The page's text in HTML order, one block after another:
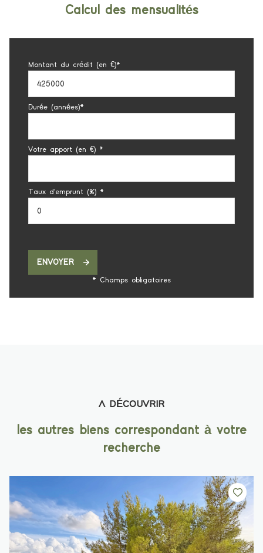
Calcul des mensualités
Montant du crédit (en €)*
Durée (années)*
Votre apport (en €) *
Taux d'emprunt (%) *
ENVOYER
* Champs obligatoires
A DÉCOUVRIR
les autres biens correspondant à votre
recherche